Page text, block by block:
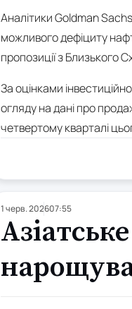
Аналітики Goldman
можливого дефіциту
пропозиції з Близького
За оцінками
огляду на дані про
четвертому кварталі
1 черв. 202607:55